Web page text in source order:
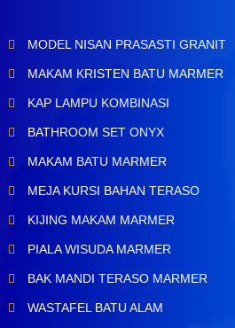
MODEL NISAN PRASASTI GRANIT
MAKAM KRISTEN BATU MARMER
KAP LAMPU KOMBINASI
BATHROOM SET ONYX
MAKAM BATU MARMER
MEJA KURSI BAHAN TERASO
KIJING MAKAM MARMER
PIALA WISUDA MARMER
BAK MANDI TERASO MARMER
WASTAFEL BATU ALAM